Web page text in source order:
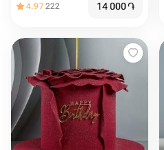
4.97222 14 000֏